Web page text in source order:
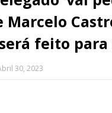
Marcelo
feito para
30, 2023